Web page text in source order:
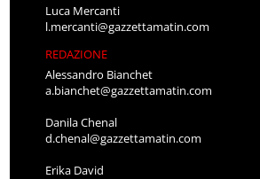
Luca Mercanti
l.mercanti@gazzettamatin.com
REDAZIONE
Alessandro Bianchet
a.bianchet@gazzettamatin.com
Danila Chenal
d.chenal@gazzettamatin.com
Erika David